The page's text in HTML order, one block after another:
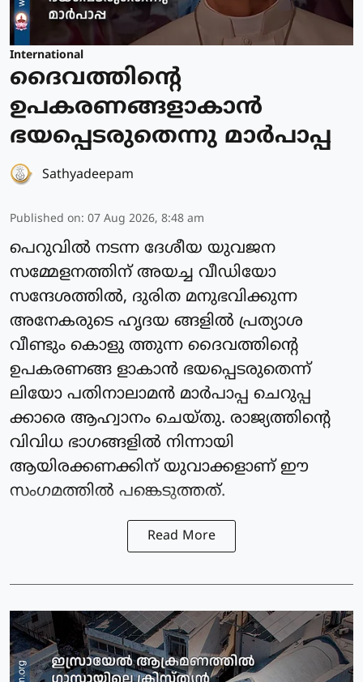
International
ദൈവത്തിന്റെ
ഉപകരണങ്ങളാകാന്‍
ഭയപ്പെടരുതെന്നു മാര്‍പാപ്പ
Sathyadeepam
Published on: 07 Aug 2026, 8:48 am
പെറുവില്‍ നടന്ന ദേശീയ യുവജന
സമ്മേളനത്തിന് അയച്ച വീഡിയോ
സന്ദേശത്തില്‍, ദുരിത മനുഭവിക്കുന്ന
അനേകരുടെ ഹൃദയ ങ്ങളില്‍ പ്രത്യാശ
വീണ്ടും കൊളു ത്തുന്ന ദൈവത്തിന്റെ
ഉപകരണങ്ങ ളാകാന്‍ ഭയപ്പെടരുതെന്ന്
ലിയോ പതിനാലാമന്‍ മാര്‍പാപ്പ ചെറുപ്പ
ക്കാരെ ആഹ്വാനം ചെയ്തു. രാജ്യത്തിന്റെ
വിവിധ ഭാഗങ്ങളില്‍ നിന്നായി
ആയിരക്കണക്കിന് യുവാക്കളാണ് ഈ
സംഗമത്തില്‍ പങ്കെടുത്തത്.
Read More